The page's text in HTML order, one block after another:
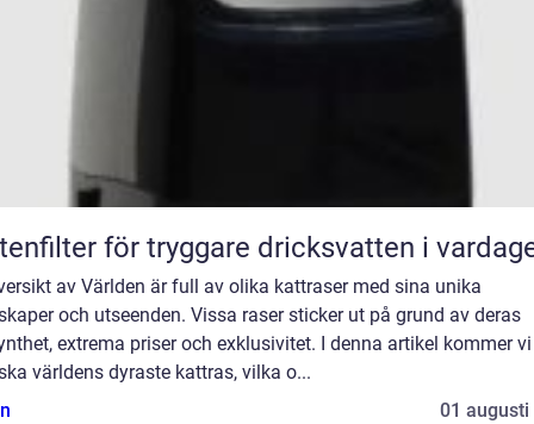
för tryggare dricksvatten i
av Världen är full av olika kattraser med sina unika
och utseenden. Vissa raser sticker ut på grund av deras
extrema priser och exklusivitet. I denna artikel kommer
världens dyraste kattras, vilka o...
01 augusti